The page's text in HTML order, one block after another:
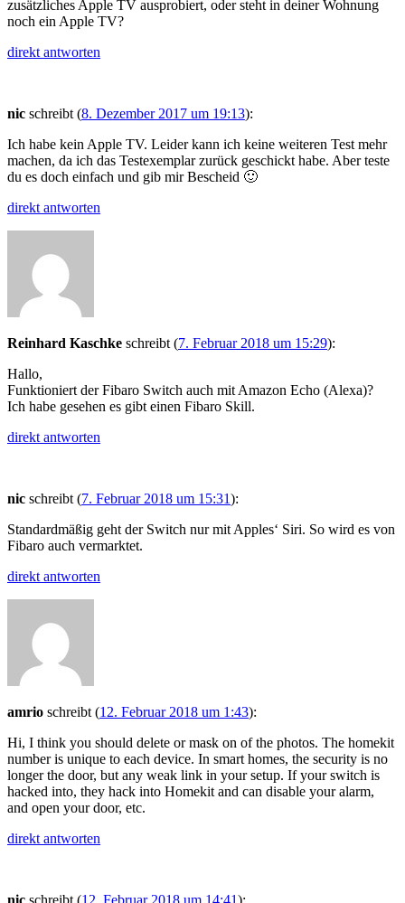
zusätzliches Apple TV ausprobiert, oder steht in deiner Wohnung
noch ein Apple TV?
direkt antworten
nic schreibt (8. Dezember 2017 um 19:13):
Ich habe kein Apple TV. Leider kann ich keine weiteren Test mehr
machen, da ich das Testexemplar zurück geschickt habe. Aber teste
du es doch einfach und gib mir Bescheid 🙂
direkt antworten
Reinhard Kaschke schreibt (7. Februar 2018 um 15:29):
Hallo,
Funktioniert der Fibaro Switch auch mit Amazon Echo (Alexa)?
Ich habe gesehen es gibt einen Fibaro Skill.
direkt antworten
nic schreibt (7. Februar 2018 um 15:31):
Standardmäßig geht der Switch nur mit Apples‘ Siri. So wird es von
Fibaro auch vermarktet.
direkt antworten
amrio schreibt (12. Februar 2018 um 1:43):
Hi, I think you should delete or mask on of the photos. The homekit
number is unique to each device. In smart homes, the security is no
longer the door, but any weak link in your setup. If your switch is
hacked into, they hack into Homekit and can disable your alarm,
and open your door, etc.
direkt antworten
nic schreibt (12. Februar 2018 um 14:41):